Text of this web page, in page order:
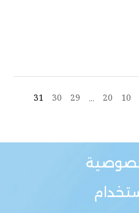
10
20
...
29
30
31